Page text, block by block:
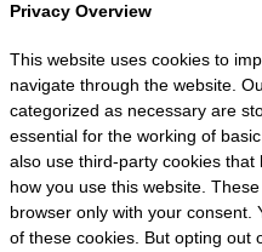
Privacy Overview
This website uses cookies to
navigate through the website.
categorized as necessary are
essential for the working of
also use third-party cookies
how you use this website.
browser only with your consent.
of these cookies. But opting out